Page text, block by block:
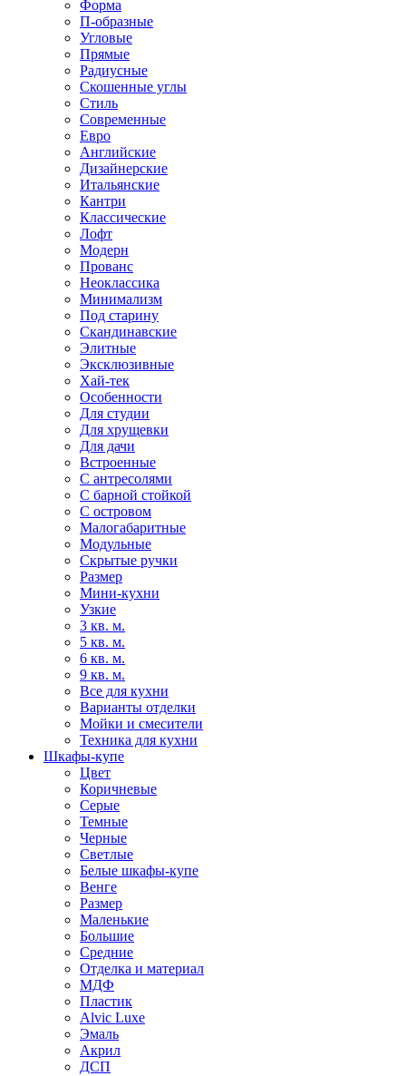
Форма
П-образные
Угловые
Прямые
Радиусные
Скошенные углы
Стиль
Современные
Евро
Английские
Дизайнерские
Итальянские
Кантри
Классические
Лофт
Модерн
Прованс
Неоклассика
Минимализм
Под старину
Скандинавские
Элитные
Эксклюзивные
Хай-тек
Особенности
Для студии
Для хрущевки
Для дачи
Встроенные
С антресолями
С барной стойкой
С островом
Малогабаритные
Модульные
Скрытые ручки
Размер
Мини-кухни
Узкие
3 кв. м.
5 кв. м.
6 кв. м.
9 кв. м.
Все для кухни
Варианты отделки
Мойки и смесители
Техника для кухни
Шкафы-купе
Цвет
Коричневые
Серые
Темные
Черные
Светлые
Белые шкафы-купе
Венге
Размер
Маленькие
Большие
Средние
Отделка и материал
МДФ
Пластик
Alvic Luxe
Эмаль
Акрил
ДСП